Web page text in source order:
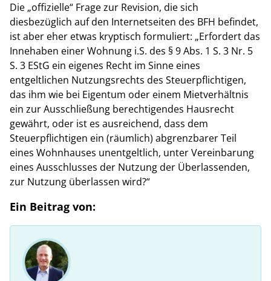
Die „offizielle“ Frage zur Revision, die sich
diesbezüglich auf den Internetseiten des BFH befindet,
ist aber eher etwas kryptisch formuliert: „Erfordert das
Innehaben einer Wohnung i.S. des § 9 Abs. 1 S. 3 Nr. 5
S. 3 EStG ein eigenes Recht im Sinne eines
entgeltlichen Nutzungsrechts des Steuerpflichtigen,
das ihm wie bei Eigentum oder einem Mietverhältnis
ein zur Ausschließung berechtigendes Hausrecht
gewährt, oder ist es ausreichend, dass dem
Steuerpflichtigen ein (räumlich) abgrenzbarer Teil
eines Wohnhauses unentgeltlich, unter Vereinbarung
eines Ausschlusses der Nutzung der Überlassenden,
zur Nutzung überlassen wird?“
Ein Beitrag von: